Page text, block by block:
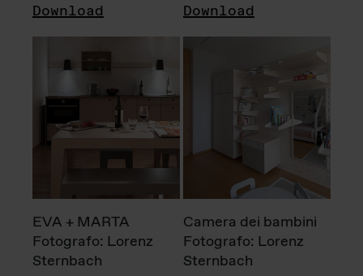
Download Download
EVA + MARTA
Fotografo: Lorenz
Sternbach
Camera dei bambini
Fotografo: Lorenz
Sternbach